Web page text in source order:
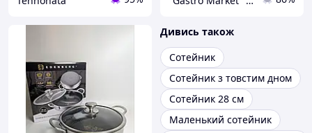
Дивись також
Сотейник
Сотейник з товстим дном
Сотейник 28 см
Маленький сотейник